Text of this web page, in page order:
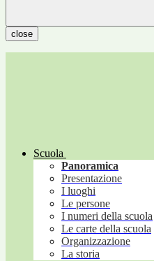
close
Scuola
Panoramica
Presentazione
I luoghi
Le persone
I numeri della scuola
Le carte della scuola
Organizzazione
La storia